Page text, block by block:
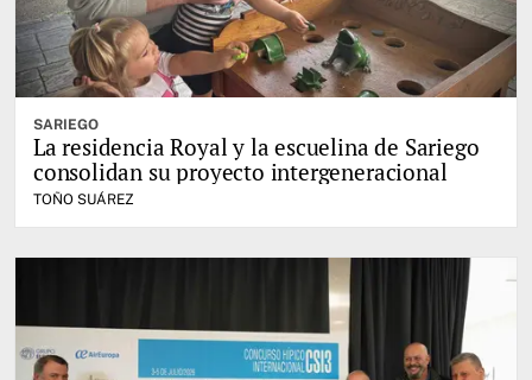
SARIEGO
La residencia Royal y la escuelina de Sariego
consolidan su proyecto intergeneracional
TOÑO SUÁREZ